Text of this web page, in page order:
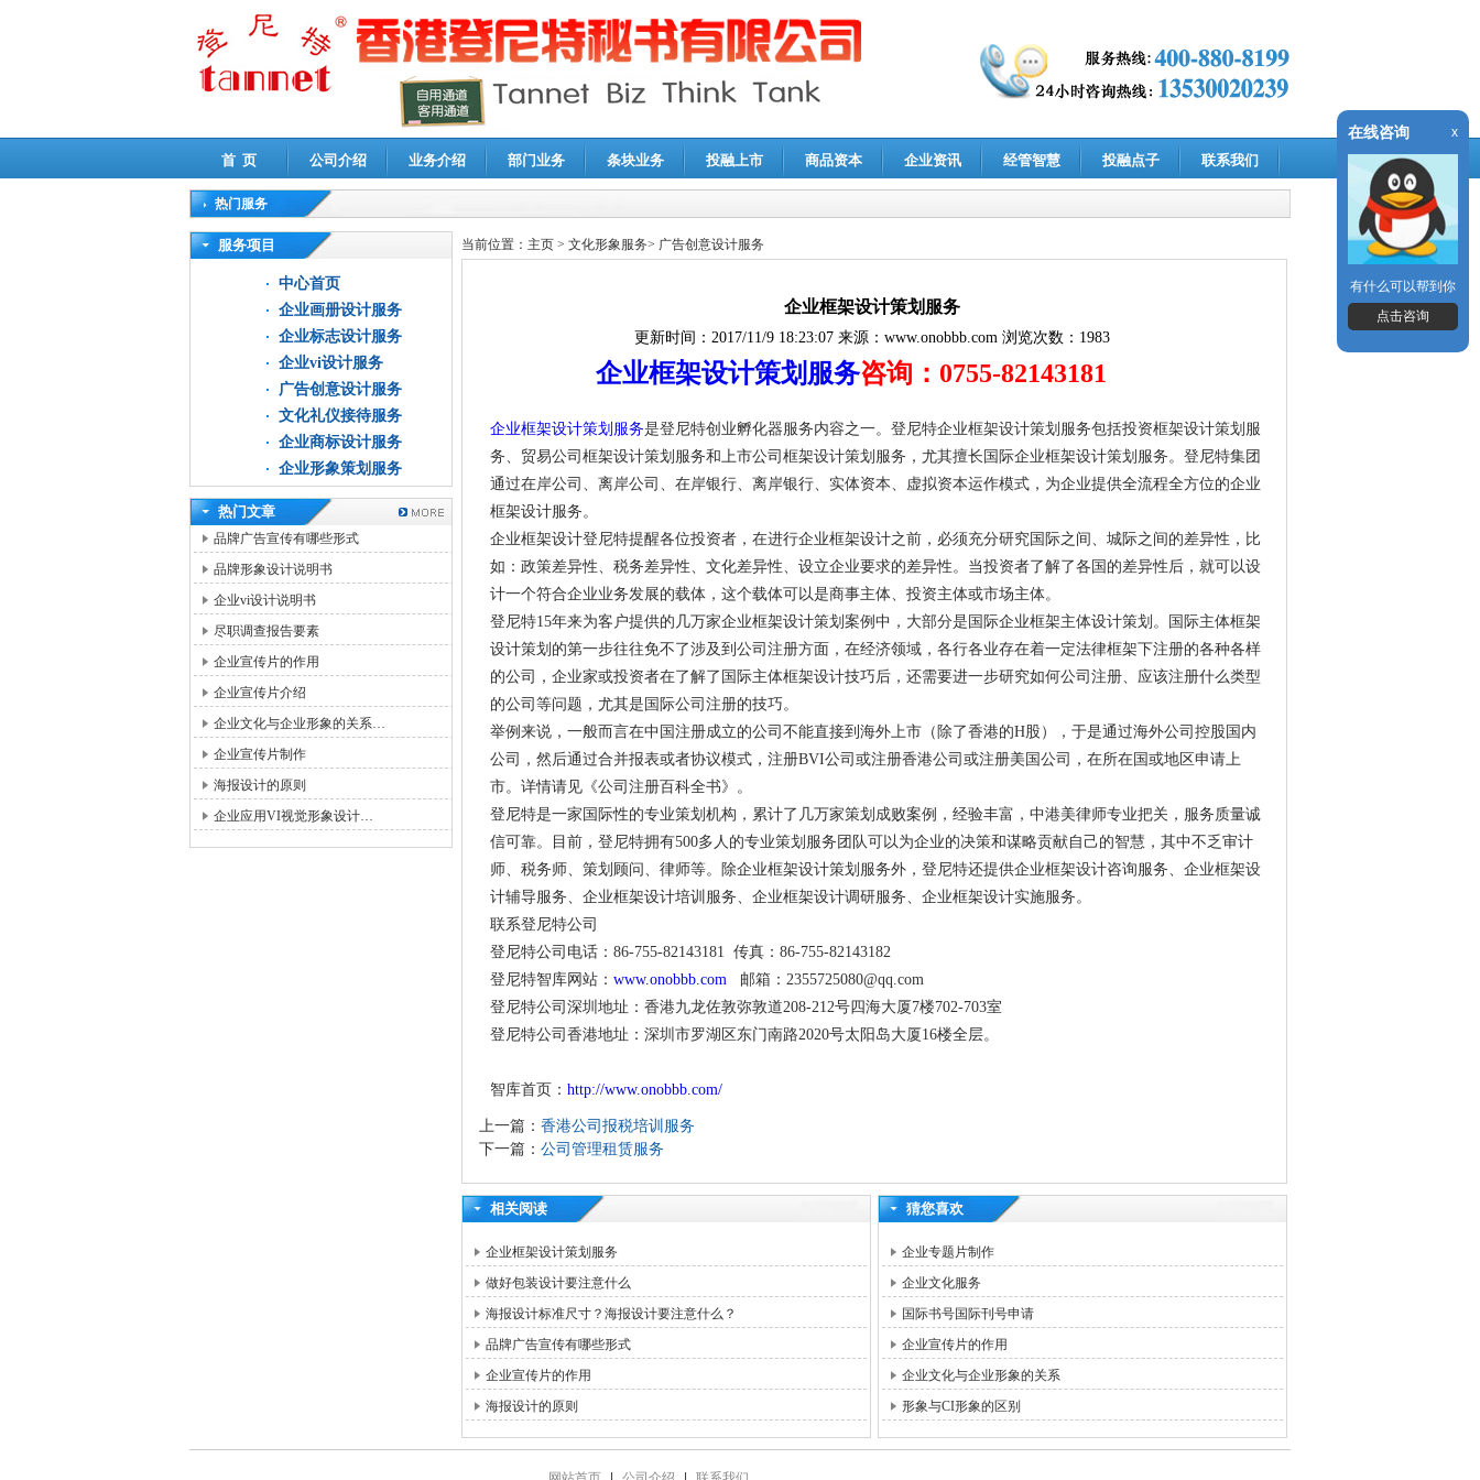
首 页 公司介绍 业务介绍 部门业务 条块业务 投融上市 商品资本 企业资讯 经管智慧 投融点子 联系我们
热门服务
高新技术企业认定审计|企业所得税汇算清缴申报鉴证
服务项目
中心首页
企业画册设计服务
企业标志设计服务
企业vi设计服务
广告创意设计服务
文化礼仪接待服务
企业商标设计服务
企业形象策划服务
热门文章
品牌广告宣传有哪些形式
品牌形象设计说明书
企业vi设计说明书
尽职调查报告要素
企业宣传片的作用
企业宣传片介绍
企业文化与企业形象的关系…
企业宣传片制作
海报设计的原则
企业应用VI视觉形象设计…
当前位置： 主页 > 文化形象服务> 广告创意设计服务
企业框架设计策划服务
更新时间： 2017/11/9 18:23:07来源： www.onobbb.com浏览次数：1983
企业框架设计策划服务咨询：0755-82143181
企业框架设计策划服务是登尼特创业孵化器服务内容之一。登尼特企业框架设计策划服务包括投资框架设计策划服
务、贸易公司框架设计策划服务和上市公司框架设计策划服务，尤其擅长国际企业框架设计策划服务。登尼特集团
通过在岸公司、离岸公司、在岸银行、离岸银行、实体资本、虚拟资本运作模式，为企业提供全流程全方位的企业
框架设计服务。
企业框架设计登尼特提醒各位投资者，在进行企业框架设计之前，必须充分研究国际之间、城际之间的差异性，比
如：政策差异性、税务差异性、文化差异性、设立企业要求的差异性。当投资者了解了各国的差异性后，就可以设
计一个符合企业业务发展的载体，这个载体可以是商事主体、投资主体或市场主体。
登尼特15年来为客户提供的几万家企业框架设计策划案例中，大部分是国际企业框架主体设计策划。国际主体框架
设计策划的第一步往往免不了涉及到公司注册方面，在经济领域，各行各业存在着一定法律框架下注册的各种各样
的公司，企业家或投资者在了解了国际主体框架设计技巧后，还需要进一步研究如何公司注册、应该注册什么类型
的公司等问题，尤其是国际公司注册的技巧。
举例来说，一般而言在中国注册成立的公司不能直接到海外上市（除了香港的H股），于是通过海外公司控股国内
公司，然后通过合并报表或者协议模式，注册BVI公司或注册香港公司或注册美国公司，在所在国或地区申请上
市。详情请见《公司注册百科全书》。
登尼特是一家国际性的专业策划机构，累计了几万家策划成败案例，经验丰富，中港美律师专业把关，服务质量诚
信可靠。目前，登尼特拥有500多人的专业策划服务团队可以为企业的决策和谋略贡献自己的智慧，其中不乏审计
师、税务师、策划顾问、律师等。除企业框架设计策划服务外，登尼特还提供企业框架设计咨询服务、企业框架设
计辅导服务、企业框架设计培训服务、企业框架设计调研服务、企业框架设计实施服务。
联系登尼特公司
登尼特公司电话：86-755-82143181 传真：86-755-82143182
登尼特智库网站： www.onobbb.com 邮箱：2355725080@qq.com
登尼特公司深圳地址：香港九龙佐敦弥敦道208-212号四海大厦7楼702-703室
登尼特公司香港地址：深圳市罗湖区东门南路2020号太阳岛大厦16楼全层。
智库首页： http://www.onobbb.com/
上一篇： 香港公司报税培训服务
下一篇： 公司管理租赁服务
相关阅读
企业框架设计策划服务
做好包装设计要注意什么
海报设计标准尺寸？海报设计要注意什么？
品牌广告宣传有哪些形式
企业宣传片的作用
海报设计的原则
猜您喜欢
企业专题片制作
企业文化服务
国际书号国际刊号申请
企业宣传片的作用
企业文化与企业形象的关系
形象与CI形象的区别
在线咨询 x
有什么可以帮到你
点击咨询